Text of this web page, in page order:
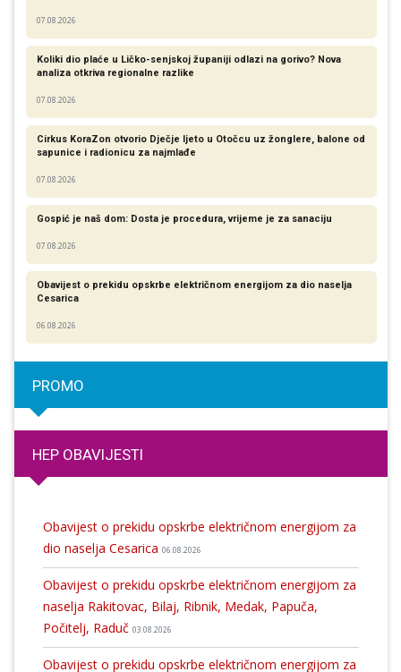
07.08.2026
Koliki dio plaće u Ličko-senjskoj županiji odlazi na gorivo? Nova
analiza otkriva regionalne razlike​
07.08.2026
Cirkus KoraZon otvorio Dječje ljeto u Otočcu uz žonglere, balone od
sapunice i radionicu za najmlađe
07.08.2026
Gospić je naš dom: Dosta je procedura, vrijeme je za sanaciju
07.08.2026
Obavijest o prekidu opskrbe električnom energijom za dio naselja
Cesarica
06.08.2026
PROMO
HEP OBAVIJESTI
Obavijest o prekidu opskrbe električnom energijom za
dio naselja Cesarica 06.08.2026
Obavijest o prekidu opskrbe električnom energijom za
naselja Rakitovac, Bilaj, Ribnik, Medak, Papuča,
Počitelj, Raduč 03.08.2026
Obavijest o prekidu opskrbe električnom energijom za